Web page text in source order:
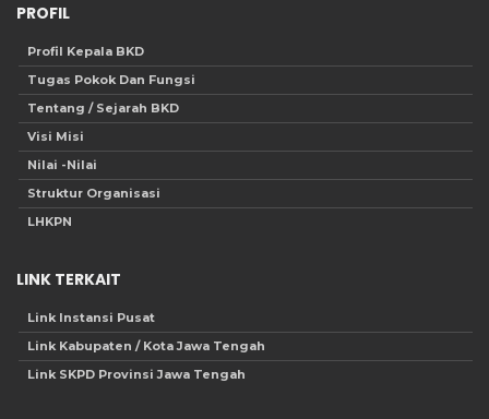
PROFIL
Profil Kepala BKD
Tugas Pokok Dan Fungsi
Tentang / Sejarah BKD
Visi Misi
Nilai -Nilai
Struktur Organisasi
LHKPN
LINK TERKAIT
Link Instansi Pusat
Link Kabupaten / Kota Jawa Tengah
Link SKPD Provinsi Jawa Tengah